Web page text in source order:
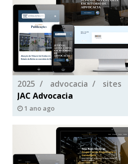
2025 advocacia
sites
JAC Advocacia
1 ano ago